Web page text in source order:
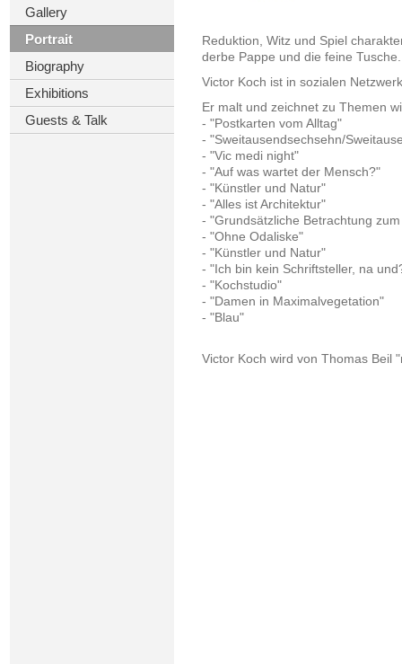
Gallery
Portrait
Biography
Exhibitions
Guests & Talk
Reduktion, Witz und Spiel
derbe Pappe und die feine Tusche.
Victor Koch ist in sozialen
Er malt und zeichnet zu Themen
- "Postkarten vom Alltag"
- "Sweitausendsechsehn/
- "Vic medi night"
- "Auf was wartet der Mensch?"
- "Künstler und Natur"
- "Alles ist Architektur"
- "Grundsätzliche Betrachtung
- "Ohne Odaliske"
- "Künstler und Natur"
- "Ich bin kein Schriftsteller, na
- "Kochstudio"
- "Damen in Maximalvegetation"
- "Blau"
Victor Koch wird von Thomas Beil